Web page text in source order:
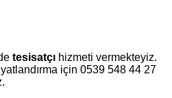
tesisatçı hizmeti vermekteyiz.
için 0539 548 44 27